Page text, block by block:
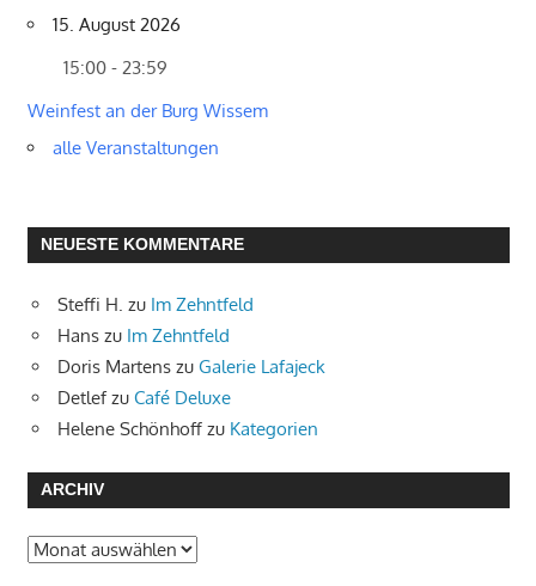
15. August 2026
15:00 - 23:59
Weinfest an der Burg Wissem
alle Veranstaltungen
NEUESTE KOMMENTARE
Steffi H. zu Im Zehntfeld
Hans zu Im Zehntfeld
Doris Martens zu Galerie Lafajeck
Detlefzu Café Deluxe
Helene Schönhoff zu Kategorien
ARCHIV
Archiv